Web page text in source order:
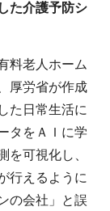
た介護予防シ
料老人ホーム
厚労省が作成
た日常生活に
タをＡＩに学
を可視化し、
行えるように
の会社」と誤